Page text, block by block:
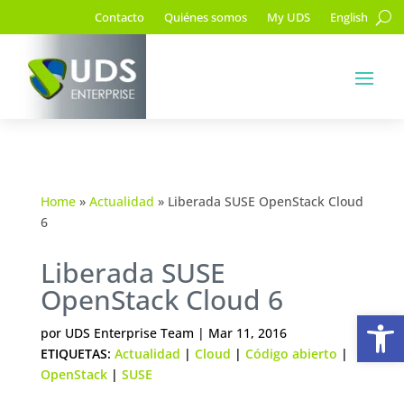
Contacto Quiénes somos My UDS English
Home» Actualidad » Liberada SUSE OpenStack Cloud
6
Liberada SUSE
OpenStack Cloud 6
por UDS Enterprise Team | Mar 11, 2016
ETIQUETAS: Actualidad | Cloud | Código abierto |
OpenStack| SUSE